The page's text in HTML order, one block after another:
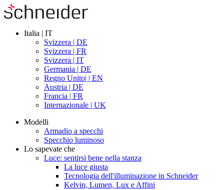
Italia | IT
Svizzera | DE
Svizzera | FR
Svizzera | IT
Germania | DE
Regno Unito| | EN
Austria | DE
Francia | FR
Internazionale | UK
Modelli
Armadio a specchi
Specchio luminoso
Lo sapevate che
Luce: sentirsi bene nella stanza
La luce giusta
Tecnologia dell'illuminazione in Schneider
Kelvin, Lumen, Lux e Affini